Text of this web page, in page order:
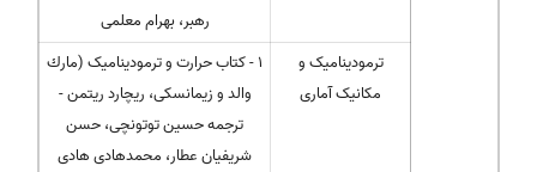
رهبر، بهرام معلمی
ترمودینامیک و
مکانیک آماری
1 - کتاب حرارت و ترمودینامیک (مارك
والد و زیمانسکی، ریچارد ریتمن -
ترجمه حسین توتونچی، حسن
شریفیان عطار، محمدهادی هادی